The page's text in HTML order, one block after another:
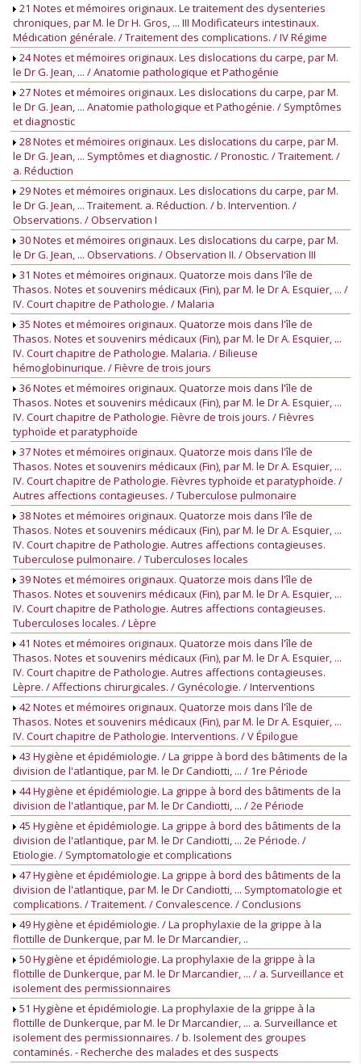
21 Notes et mémoires originaux. Le traitement des dysenteries
chroniques, par M. le Dr H. Gros, ... III Modificateurs intestinaux.
Médication générale. / Traitement des complications. / IV Régime
24 Notes et mémoires originaux. Les dislocations du carpe, par M.
le Dr G. Jean, ... / Anatomie pathologique et Pathogénie
27 Notes et mémoires originaux. Les dislocations du carpe, par M.
le Dr G. Jean, ... Anatomie pathologique et Pathogénie. / Symptômes
et diagnostic
28 Notes et mémoires originaux. Les dislocations du carpe, par M.
le Dr G. Jean, ... Symptômes et diagnostic. / Pronostic. / Traitement. /
a. Réduction
29 Notes et mémoires originaux. Les dislocations du carpe, par M.
le Dr G. Jean, ... Traitement. a. Réduction. / b. Intervention. /
Observations. / Observation I
30 Notes et mémoires originaux. Les dislocations du carpe, par M.
le Dr G. Jean, ... Observations. / Observation II. / Observation III
31 Notes et mémoires originaux. Quatorze mois dans l'île de
Thasos. Notes et souvenirs médicaux (Fin), par M. le Dr A. Esquier, ... /
IV. Court chapitre de Pathologie. / Malaria
35 Notes et mémoires originaux. Quatorze mois dans l'île de
Thasos. Notes et souvenirs médicaux (Fin), par M. le Dr A. Esquier, ...
IV. Court chapitre de Pathologie. Malaria. / Bilieuse
hémoglobinurique. / Fièvre de trois jours
36 Notes et mémoires originaux. Quatorze mois dans l'île de
Thasos. Notes et souvenirs médicaux (Fin), par M. le Dr A. Esquier, ...
IV. Court chapitre de Pathologie. Fièvre de trois jours. / Fièvres
typhoïde et paratyphoïde
37 Notes et mémoires originaux. Quatorze mois dans l'île de
Thasos. Notes et souvenirs médicaux (Fin), par M. le Dr A. Esquier, ...
IV. Court chapitre de Pathologie. Fièvres typhoïde et paratyphoïde. /
Autres affections contagieuses. / Tuberculose pulmonaire
38 Notes et mémoires originaux. Quatorze mois dans l'île de
Thasos. Notes et souvenirs médicaux (Fin), par M. le Dr A. Esquier, ...
IV. Court chapitre de Pathologie. Autres affections contagieuses.
Tuberculose pulmonaire. / Tuberculoses locales
39 Notes et mémoires originaux. Quatorze mois dans l'île de
Thasos. Notes et souvenirs médicaux (Fin), par M. le Dr A. Esquier, ...
IV. Court chapitre de Pathologie. Autres affections contagieuses.
Tuberculoses locales. / Lèpre
41 Notes et mémoires originaux. Quatorze mois dans l'île de
Thasos. Notes et souvenirs médicaux (Fin), par M. le Dr A. Esquier, ...
IV. Court chapitre de Pathologie. Autres affections contagieuses.
Lèpre. / Affections chirurgicales. / Gynécologie. / Interventions
42 Notes et mémoires originaux. Quatorze mois dans l'île de
Thasos. Notes et souvenirs médicaux (Fin), par M. le Dr A. Esquier, ...
IV. Court chapitre de Pathologie. Interventions. / V Épilogue
43 Hygiène et épidémiologie. / La grippe à bord des bâtiments de la
division de l'atlantique, par M. le Dr Candiotti, ... / 1re Période
44 Hygiène et épidémiologie. La grippe à bord des bâtiments de la
division de l'atlantique, par M. le Dr Candiotti, ... / 2e Période
45 Hygiène et épidémiologie. La grippe à bord des bâtiments de la
division de l'atlantique, par M. le Dr Candiotti, ... 2e Période. /
Etiologie. / Symptomatologie et complications
47 Hygiène et épidémiologie. La grippe à bord des bâtiments de la
division de l'atlantique, par M. le Dr Candiotti, ... Symptomatologie et
complications. / Traitement. / Convalescence. / Conclusions
49 Hygiène et épidémiologie. / La prophylaxie de la grippe à la
flottille de Dunkerque, par M. le Dr Marcandier, ..
50 Hygiène et épidémiologie. La prophylaxie de la grippe à la
flottille de Dunkerque, par M. le Dr Marcandier, ... / a. Surveillance et
isolement des permissionnaires
51 Hygiène et épidémiologie. La prophylaxie de la grippe à la
flottille de Dunkerque, par M. le Dr Marcandier, ... a. Surveillance et
isolement des permissionnaires. / b. Isolement des groupes
contaminés. - Recherche des malades et des suspects